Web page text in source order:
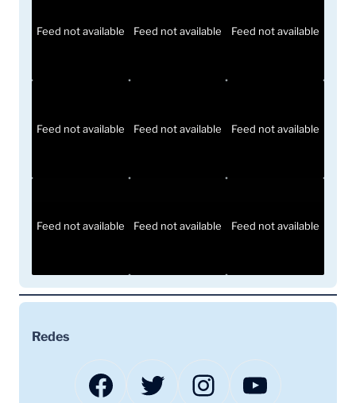
Feed not available Feed not available Feed not available
Feed not available Feed not available Feed not available
Feed not available Feed not available Feed not available
Redes
Facebook Twitter Instagram YouTube